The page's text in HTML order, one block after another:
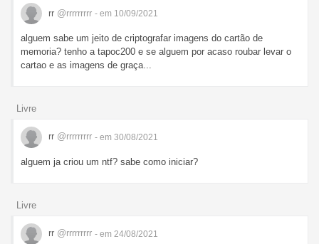
rr @rrrrrrrrr - em 10/09/2021
alguem sabe um jeito de criptografar imagens do cartão de
memoria? tenho a tapoc200 e se alguem por acaso roubar levar o
cartao e as imagens de graça...
Livre
rr @rrrrrrrrr - em 30/08/2021
alguem ja criou um ntf? sabe como iniciar?
Livre
rr @rrrrrrrrr - em 24/08/2021